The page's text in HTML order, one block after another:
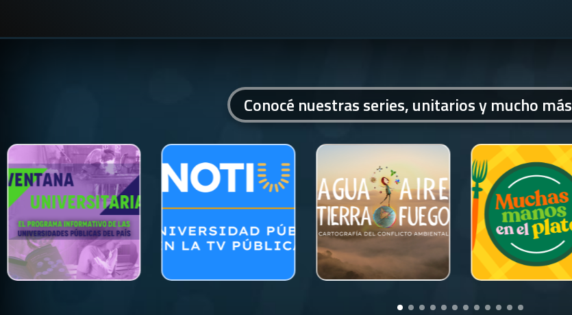
Conocé nuestras series, unitarios y mucho más